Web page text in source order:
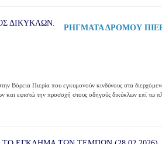
ΡΗΓΜΑΤΑ ΔΡΟΜΟΥ
Βόρεια Πιερία που εγκυμονούν κινδύνους στα
εφιστώ την προσοχή στους οδηγούς δικύκλων επί τω